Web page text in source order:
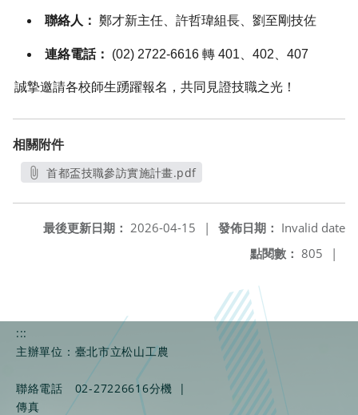
聯絡人： 鄭才新主任、許哲瑋組長、劉至剛技佐
連絡電話： (02) 2722-6616 轉 401、402、407
誠摯邀請各校師生踴躍報名，共同見證技職之光！
相關附件
首都盃技職參訪實施計畫.pdf
發佈日期： Invalid date
最後更新日期： 2026-04-15
|
點閱數： 805 |
:::
主辦單位：臺北市立松山工農
聯絡電話 02-27226616分機
|
傳真